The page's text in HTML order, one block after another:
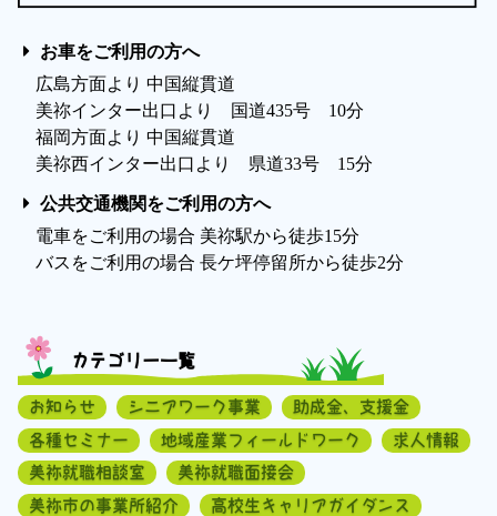
お車をご利用の方へ
広島方面より 中国縦貫道
美祢インター出口より 国道435号 10分
福岡方面より 中国縦貫道
美祢西インター出口より 県道33号 15分
公共交通機関をご利用の方へ
電車をご利用の場合 美祢駅から徒歩15分
バスをご利用の場合 長ケ坪停留所から徒歩2分
カテゴリー一覧
お知らせ シニアワーク事業
助成金、支援金
各種セミナー
地域産業フィールドワーク
求人情報
美祢就職相談室
美祢就職面接会
美祢市の事業所紹介
高校生キャリアガイダンス